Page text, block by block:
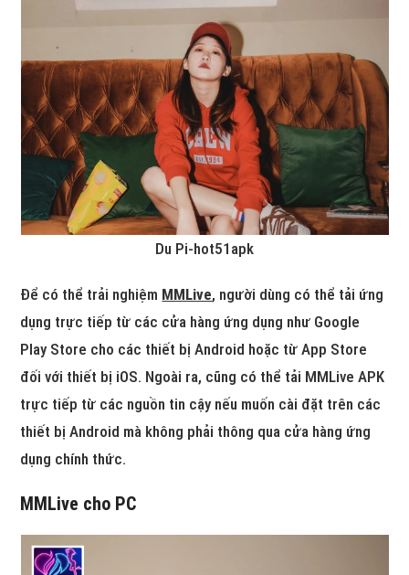
Du Pi-hot51apk
Để có thể trải nghiệm MMLive, người dùng có thể tải ứng
dụng trực tiếp từ các cửa hàng ứng dụng như Google
Play Store cho các thiết bị Android hoặc từ App Store
đối với thiết bị iOS. Ngoài ra, cũng có thể tải MMLive APK
trực tiếp từ các nguồn tin cậy nếu muốn cài đặt trên các
thiết bị Android mà không phải thông qua cửa hàng ứng
dụng chính thức.
MMLive cho PC